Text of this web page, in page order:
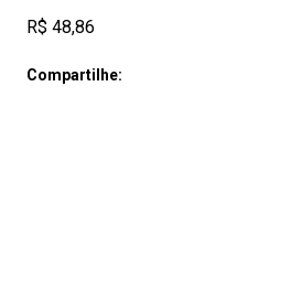
R$ 48,86
Compartilhe: